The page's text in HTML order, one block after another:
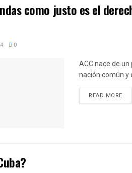
como justo es el
0
ACC nace de
nación común y
READ MORE